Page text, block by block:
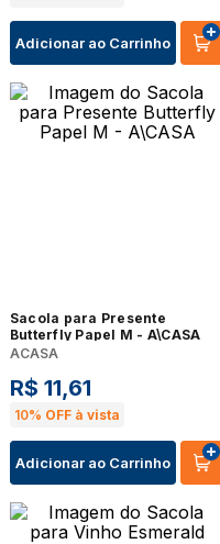
Adicionar ao Carrinho
Sacola para Presente
Butterfly Papel M - A\CASA
ACASA
R$ 11,61
10% OFF à vista
Adicionar ao Carrinho